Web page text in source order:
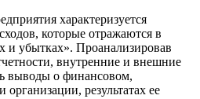
характеризуется
которые отражаются в
и убытках». Проанализировав
внутренние и внешние
выводы о финансовом,
результатах ее